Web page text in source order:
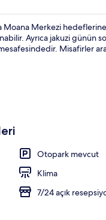
Merkezi
Ayrıca jakuzi günün
Misafirler
Otopark mevcut
Klima
7/24 açık